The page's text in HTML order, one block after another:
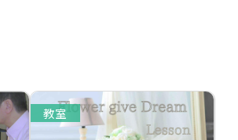
教室